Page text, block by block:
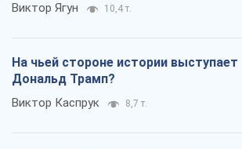
Виктор Ягун 10,4 т.
На чьей стороне истории выступает
Дональд Трамп?
Виктор Каспрук 8,7 т.